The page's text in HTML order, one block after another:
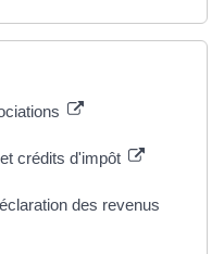
crédits d'impôt
des revenus